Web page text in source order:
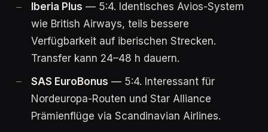
Iberia Plus — 5:4. Identisches Avios-System
wie British Airways, teils bessere
Verfügbarkeit auf iberischen Strecken.
Transfer kann 24–48 h dauern.
SAS EuroBonus — 5:4. Interessant für
Nordeuropa-Routen und Star Alliance
Prämienflüge via Scandinavian Airlines.